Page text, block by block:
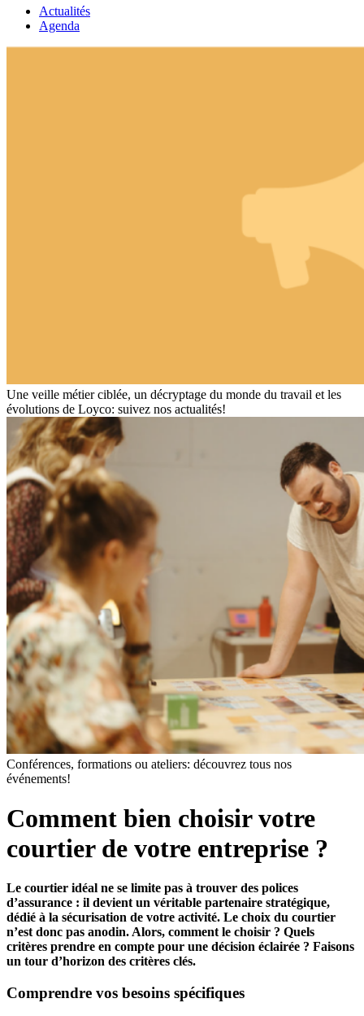
Actualités
Agenda
Une veille métier ciblée, un décryptage du monde du travail et les
évolutions de Loyco: suivez nos actualités!
Conférences, formations ou ateliers: découvrez tous nos
événements!
Comment bien choisir votre
courtier de votre entreprise ?
Le courtier idéal ne se limite pas à trouver des polices
d’assurance : il devient un véritable partenaire stratégique,
dédié à la sécurisation de votre activité. Le choix du courtier
n’est donc pas anodin. Alors, comment le choisir ? Quels
critères prendre en compte pour une décision éclairée ? Faisons
un tour d’horizon des critères clés.
Comprendre vos besoins spécifiques